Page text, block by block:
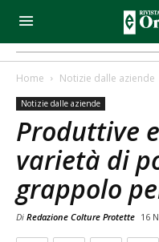
Home Notizie dalle aziende
Notizie dalle aziende
Produttive
varietà di
grappolo
Di Redazione Colture Protette 16